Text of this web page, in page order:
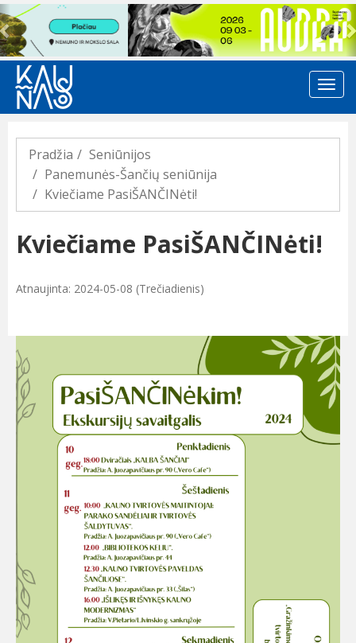
Previous
Pradžia
Seniūnijos
Panemunės-Šančių seniūnija
Kviečiame PasiŠANČINėti!
Kviečiame PasiŠANČINėti!
Atnaujinta: 2024-05-08 (Trečiadienis)